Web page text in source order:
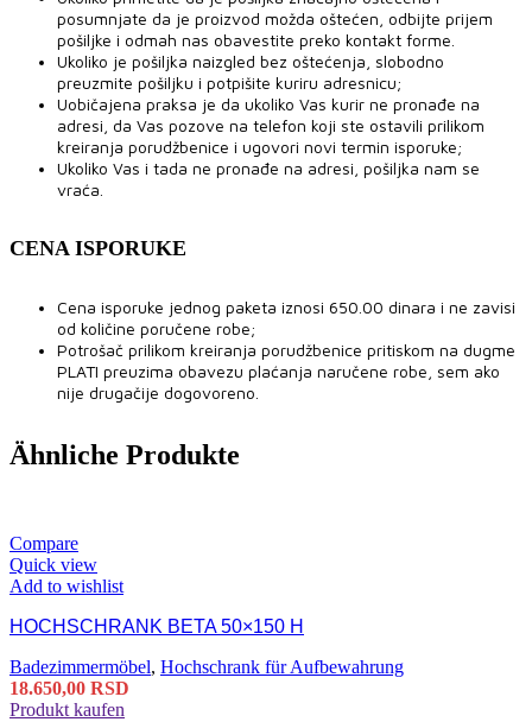
posumnjate da je proizvod možda oštećen, odbijte prijem
pošiljke i odmah nas obavestite preko kontakt forme.
Ukoliko je pošiljka naizgled bez oštećenja, slobodno
preuzmite pošiljku i potpišite kuriru adresnicu;
Uobičajena praksa je da ukoliko Vas kurir ne pronađe na
adresi, da Vas pozove na telefon koji ste ostavili prilikom
kreiranja porudžbenice i ugovori novi termin isporuke;
Ukoliko Vas i tada ne pronađe na adresi, pošiljka nam se
vraća.
CENA ISPORUKE
Cena isporuke jednog paketa iznosi 650.00 dinara i ne zavisi
od količine poručene robe;
Potrošač prilikom kreiranja porudžbenice pritiskom na dugme
PLATI preuzima obavezu plaćanja naručene robe, sem ako
nije drugačije dogovoreno.
Ähnliche Produkte
Compare
Quick view
Add to wishlist
HOCHSCHRANK BETA 50×150 H
Badezimmermöbel, Hochschrank für Aufbewahrung
18.650,00 RSD
Produkt kaufen